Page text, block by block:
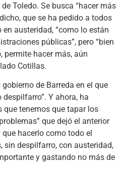
Toledo. Se busca “hacer más
que se ha pedido a todos
austeridad, “como lo están
públicas”, pero “bien
permite hacer más, aún
Cotillas.
de Barreda en el que
Y ahora, ha
que tenemos que tapar los
que dejó el anterior
hacerlo como todo el
sin despilfarro, con austeridad,
y gastando no más de